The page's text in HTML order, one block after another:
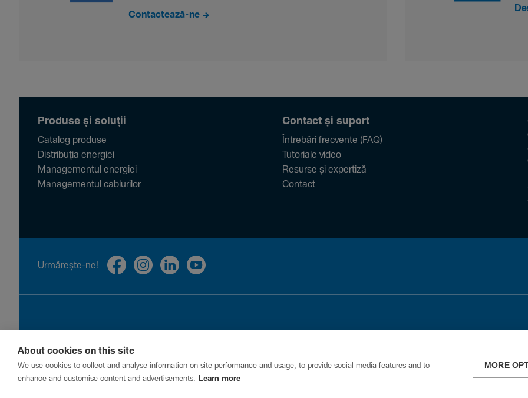
Contactează-ne
Produse și soluții
Catalog produse
Distribuția energiei
Managementul energiei
Managementul cablurilor
Contact și suport
Întrebări frecvente (FAQ)
Tutoriale video
Resurse și expertiză
Contact
Urmă­rește-ne!
Privacy Cookies
About cookies on this site
We use cookies to collect and analyse information on site performance and usage, to provide social media features and to
enhance and customise content and advertisements.
Learn more
MORE